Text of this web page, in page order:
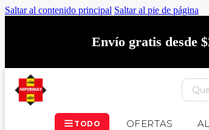
Saltar al contenido principal Saltar al pie de página
Envío gratis desde
TODO OFERTAS